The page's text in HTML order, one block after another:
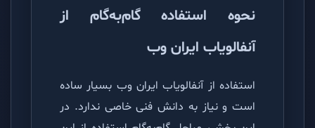
نحوه استفاده گام‌به‌گام از
آنفالویاب ایران وب
استفاده از آنفالویاب ایران وب بسیار ساده
است و نیاز به دانش فنی خاصی ندارد. در